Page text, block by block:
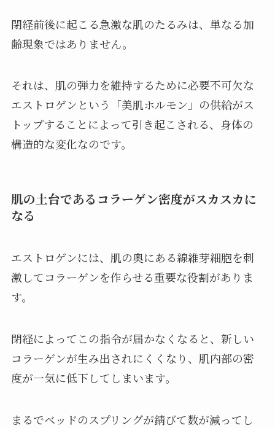
閉経前後に起こる急激な肌のたるみは、単なる加
齢現象ではありません。
それは、肌の弾力を維持するために必要不可欠な
エストロゲンという「美肌ホルモン」の供給がス
トップすることによって引き起こされる、身体の
構造的な変化なのです。
肌の土台であるコラーゲン密度がスカスカに
なる
エストロゲンには、肌の奥にある線維芽細胞を刺
激してコラーゲンを作らせる重要な役割がありま
す。
閉経によってこの指令が届かなくなると、新しい
コラーゲンが生み出されにくくなり、肌内部の密
度が一気に低下してしまいます。
まるでベッドのスプリングが錆びて数が減ってし